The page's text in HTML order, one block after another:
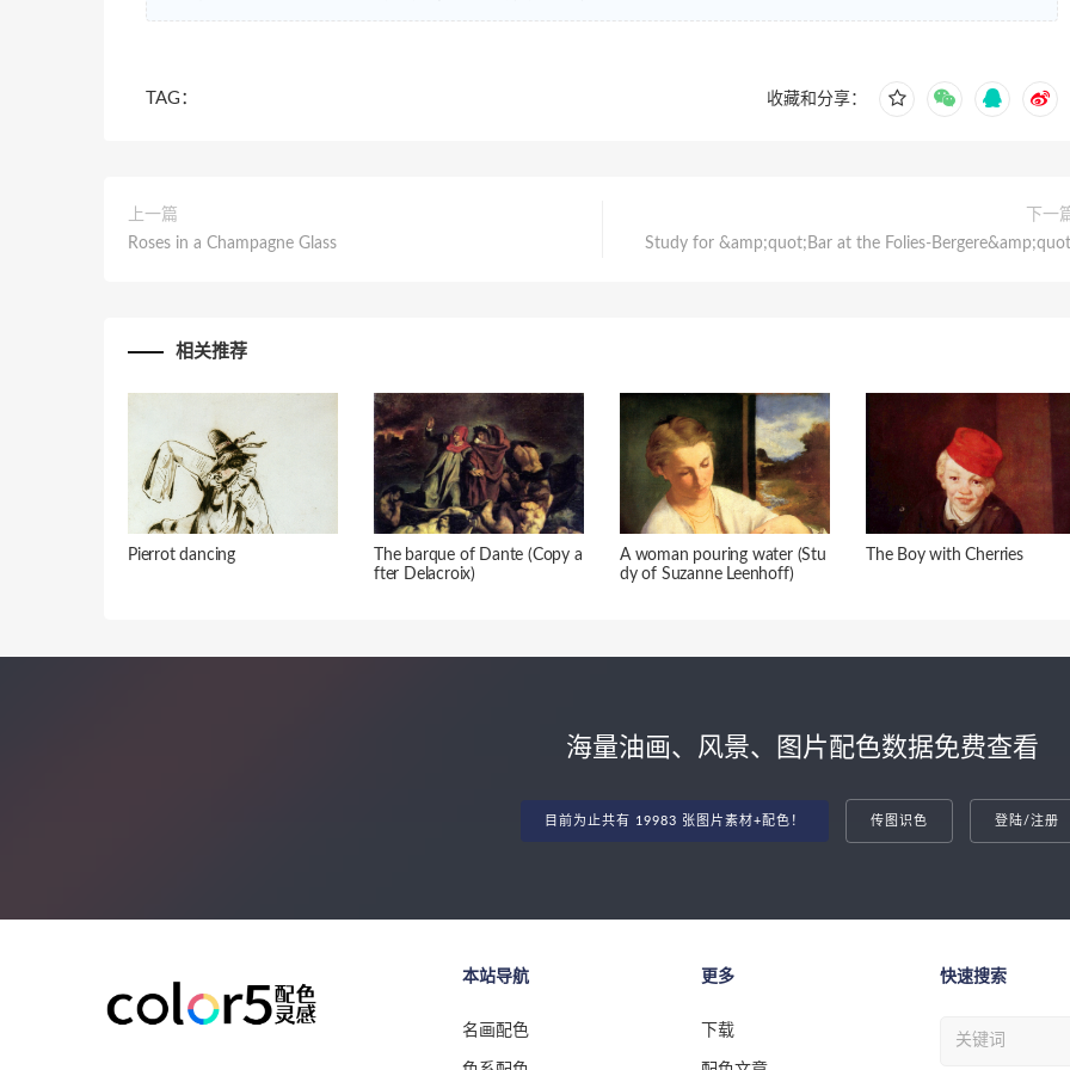
TAG： 收藏和分享：
上一篇
Roses in a Champagne Glass
下一
Study for &amp;quot;Bar at the Folies-
相关推荐
Pierrot dancing
The barque of Dante (Copy a
fter Delacroix)
A woman pouring water (Stu
dy of Suzanne Leenhoff)
The Boy with Cherries
海量油画、风景、图片配色数据免费查看
目前为止共有 19983 张图片素材+配色！ 传图识色 登陆/注册
本站导航
名画配色
更多
下载
快速搜索